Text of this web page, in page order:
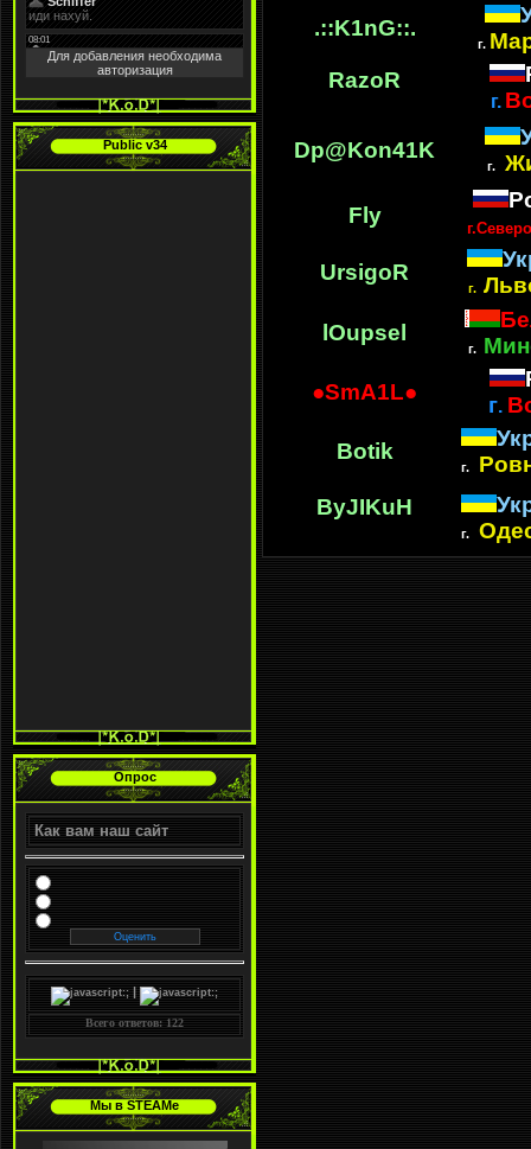
Для добавления необходима
авторизация
Public v34
Опрос
Как вам наш сайт
|
Всего ответов: 122
Мы в STEAMе
.::K1nG::.
г.
RazoR
г.
Dp@Kon41K
г.
Fly
UrsigoR
г.
lOupsel
г.
●SmA1L●
г.
Botik
г.
ByJIKuH
г.